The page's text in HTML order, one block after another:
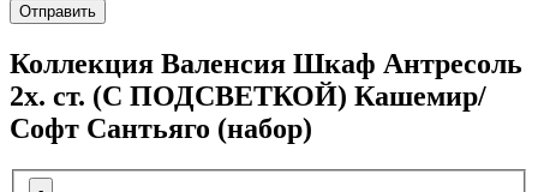
Отправить
Коллекция Валенсия Шкаф Антресоль
2х. ст. (С ПОДСВЕТКОЙ) Кашемир/
Софт Сантьяго (набор)